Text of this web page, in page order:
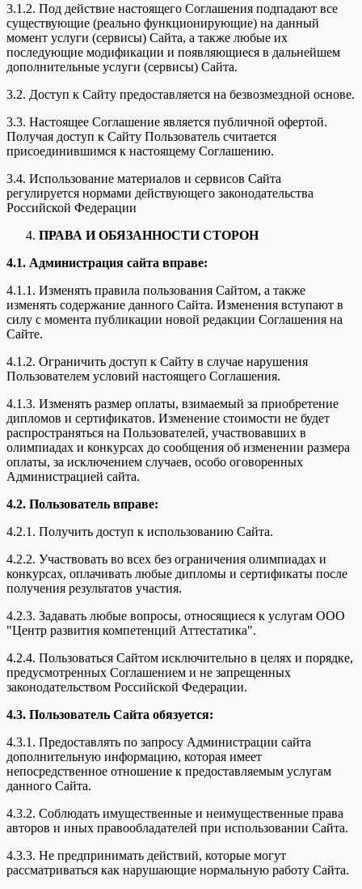
3.1.2. Под действие настоящего Соглашения подпадают все
существующие (реально функционирующие) на данный
момент услуги (сервисы) Сайта, а также любые их
последующие модификации и появляющиеся в дальнейшем
дополнительные услуги (сервисы) Сайта.
3.2. Доступ к Сайту предоставляется на безвозмездной основе.
3.3. Настоящее Соглашение является публичной офертой.
Получая доступ к Сайту Пользователь считается
присоединившимся к настоящему Соглашению.
3.4. Использование материалов и сервисов Сайта
регулируется нормами действующего законодательства
Российской Федерации
ПРАВА И ОБЯЗАННОСТИ СТОРОН
4.1. Администрация сайта вправе:
4.1.1. Изменять правила пользования Сайтом, а также
изменять содержание данного Сайта. Изменения вступают в
силу с момента публикации новой редакции Соглашения на
Сайте.
4.1.2. Ограничить доступ к Сайту в случае нарушения
Пользователем условий настоящего Соглашения.
4.1.3. Изменять размер оплаты, взимаемый за приобретение
дипломов и сертификатов. Изменение стоимости не будет
распространяться на Пользователей, участвовавших в
олимпиадах и конкурсах до сообщения об изменении размера
оплаты, за исключением случаев, особо оговоренных
Администрацией сайта.
4.2. Пользователь вправе:
4.2.1. Получить доступ к использованию Сайта.
4.2.2. Участвовать во всех без ограничения олимпиадах и
конкурсах, оплачивать любые дипломы и сертификаты после
получения результатов участия.
4.2.3. Задавать любые вопросы, относящиеся к услугам ООО
"Центр развития компетенций Аттестатика".
4.2.4. Пользоваться Сайтом исключительно в целях и порядке,
предусмотренных Соглашением и не запрещенных
законодательством Российской Федерации.
4.3. Пользователь Сайта обязуется:
4.3.1. Предоставлять по запросу Администрации сайта
дополнительную информацию, которая имеет
непосредственное отношение к предоставляемым услугам
данного Сайта.
4.3.2. Соблюдать имущественные и неимущественные права
авторов и иных правообладателей при использовании Сайта.
4.3.3. Не предпринимать действий, которые могут
рассматриваться как нарушающие нормальную работу Сайта.